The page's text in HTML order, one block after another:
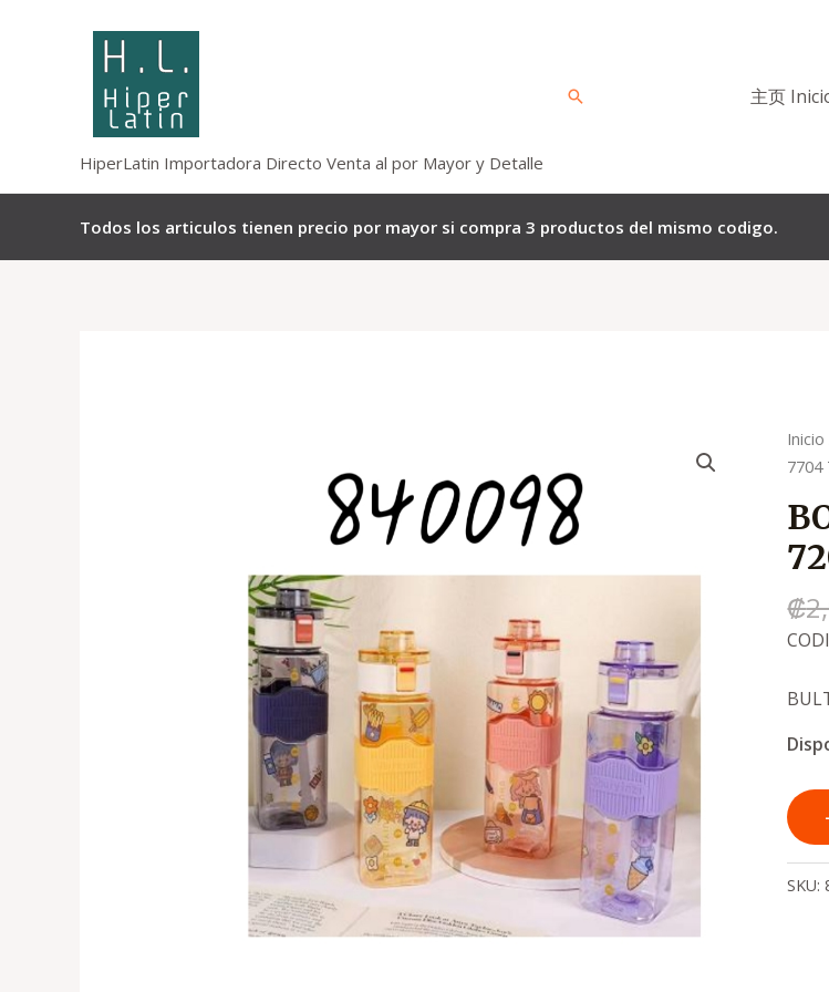
HiperLatin Importadora Directo Venta al por Mayor y Detalle
Buscar 主页
Todos los articulos tienen precio por mayor si compra 3 productos del mismo codigo.
Inicio
7704
₡
SKU: